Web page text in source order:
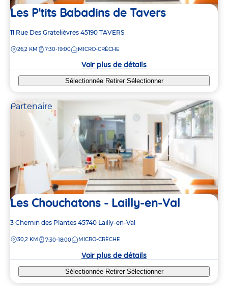
Les P'tits Babadins de Tavers
Adresse
la
11 Rue Des Gratelièvres 45190 TAVERS
DISTANCE
26,2 KM 7:30-19:00 MICRO-CRÈCHE
Voir plus de détails
Sélectionnée Retirer Sélectionner
Partenaire
Les Chouchatons - Lailly-en-Val
Adresse
la
3 Chemin des Plantes 45740 Lailly-en-Val
DISTANCE
30,2 KM 7:30-18:00 MICRO-CRÈCHE
Voir plus de détails
Sélectionnée Retirer Sélectionner